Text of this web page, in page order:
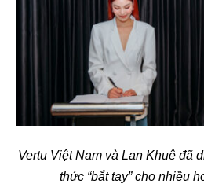
Vertu Việt Nam và Lan Khuê đã
thức “bắt tay” cho nhiều